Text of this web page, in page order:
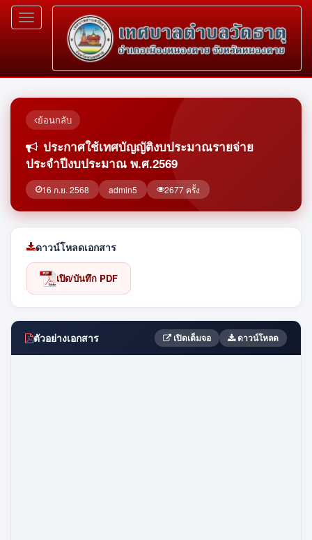
Toggle
navigation
ย้อนกลับ
ประกาศใช้เทศบัญญัติงบประมาณรายจ่าย
ประจำปีงบประมาณ พ.ศ.2569
16 ก.ย. 2568 admin5 2677 ครั้ง
ดาวน์โหลดเอกสาร
เปิด/บันทึก PDF
ตัวอย่างเอกสาร เปิดเต็มจอ ดาวน์โหลด